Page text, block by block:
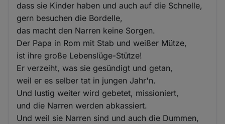
dass sie Kinder haben und auch auf die Schnelle,
gern besuchen die Bordelle,
das macht den Narren keine Sorgen.
Der Papa in Rom mit Stab und weißer Mütze,
ist ihre große Lebenslüge-Stütze!
Er verzeiht, was sie gesündigt und getan,
weil er es selber tat in jungen Jahr'n.
Und lustig weiter wird gebetet, missioniert,
und die Narren werden abkassiert.
Und weil sie Narren sind und auch die Dummen,